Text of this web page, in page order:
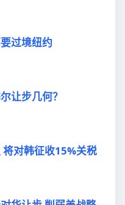
过境纽约
让步几何？
对韩征收15%关税